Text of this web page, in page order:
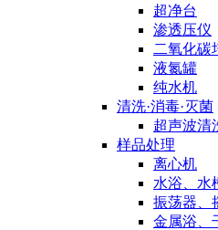
超净台
渗透压仪
二氧化碳
液氮罐
纯水机
清洗·消毒·灭菌
超声波清
样品处理
离心机
水浴、水
振荡器、
金属浴、